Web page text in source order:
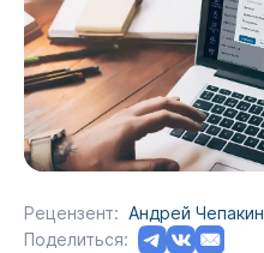
Рецензент: Андрей Чепакин
Поделиться: